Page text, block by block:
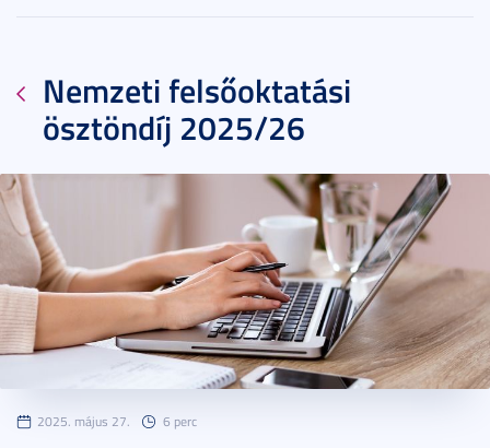
Nemzeti felsőoktatási
ösztöndíj 2025/26
2025. május 27. 6 perc